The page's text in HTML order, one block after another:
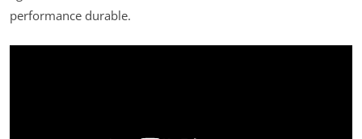
performance durable.